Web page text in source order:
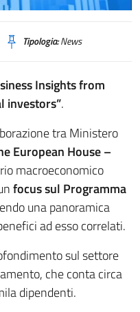
Tipologia:News
Insights from
investors”.
tra Ministero
European House –
macroeconomico
focus sul Programma
una panoramica
ad esso correlati.
sul settore
che conta circa
dipendenti.